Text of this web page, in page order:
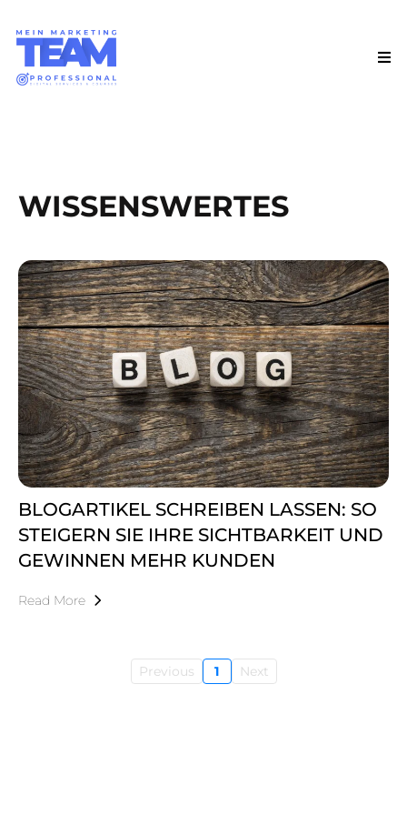
WISSENSWERTES
BLOGARTIKEL SCHREIBEN LASSEN: SO
STEIGERN SIE IHRE SICHTBARKEIT UND
GEWINNEN MEHR KUNDEN
Read More
Previous 1 Next